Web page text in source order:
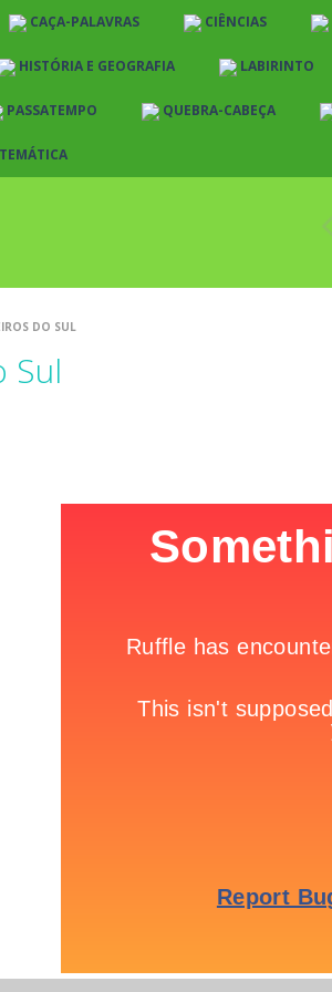
CAÇA-PALAVRAS CIÊNCIAS
HISTÓRIA E GEOGRAFIA LABIRINTO
PASSATEMPO QUEBRA-CABEÇA
DO SUL
Sul